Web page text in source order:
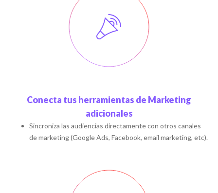
Conecta tus herramientas de Marketing
adicionales
Sincroniza las audiencias directamente con otros canales
de marketing (Google Ads, Facebook, email marketing, etc).